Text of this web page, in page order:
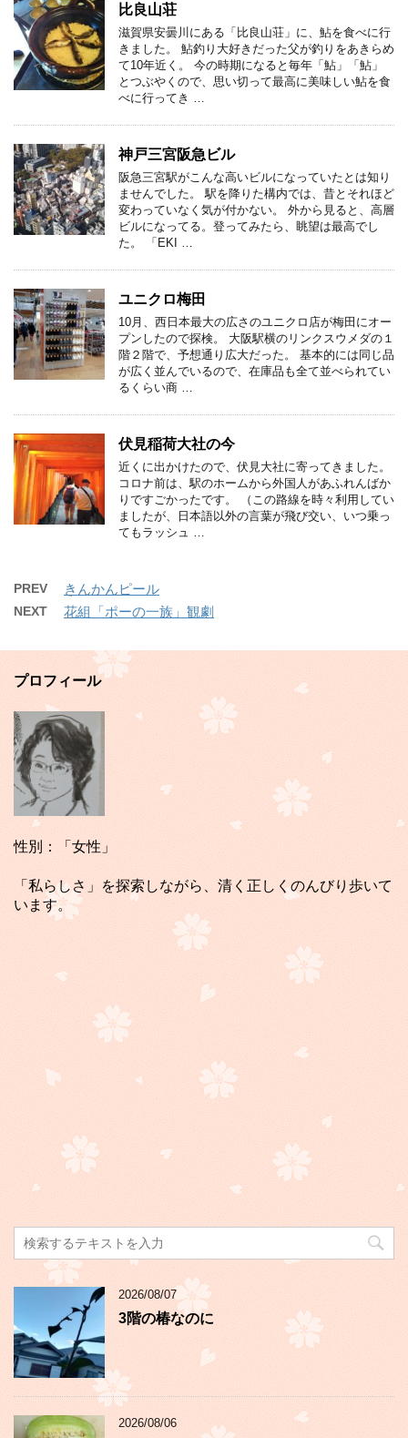
比良山荘
滋賀県安曇川にある「比良山荘」に、鮎を食べに行
きました。 鮎釣り大好きだった父が釣りをあきらめ
て10年近く。 今の時期になると毎年「鮎」「鮎」
とつぶやくので、思い切って最高に美味しい鮎を食
べに行ってき …
神戸三宮阪急ビル
阪急三宮駅がこんな高いビルになっていたとは知り
ませんでした。 駅を降りた構内では、昔とそれほど
変わっていなく気が付かない。 外から見ると、高層
ビルになってる。登ってみたら、眺望は最高でし
た。 「EKI …
ユニクロ梅田
10月、西日本最大の広さのユニクロ店が梅田にオー
プンしたので探検。 大阪駅横のリンクスウメダの１
階２階で、予想通り広大だった。 基本的には同じ品
が広く並んでいるので、在庫品も全て並べられてい
るくらい商 …
伏見稲荷大社の今
近くに出かけたので、伏見大社に寄ってきました。
コロナ前は、駅のホームから外国人があふれんばか
りですごかったです。 （この路線を時々利用してい
ましたが、日本語以外の言葉が飛び交い、いつ乗っ
てもラッシュ …
PREV きんかんピール
NEXT 花組「ポーの一族」観劇
プロフィール
性別：「女性」
「私らしさ」を探索しながら、清く正しくのんびり歩いて
います。
2026/08/07
3階の椿なのに
2026/08/06